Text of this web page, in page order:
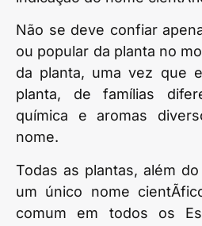
Não se deve confiar
ou popular da planta no
da planta, uma vez que
planta, de famílias
química e aromas
nome.
Todas as plantas, além
um único nome
comum em todos os